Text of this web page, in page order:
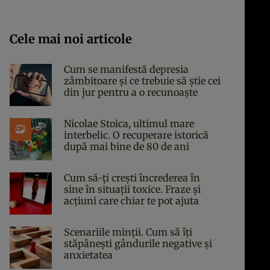
Cele mai noi articole
Cum se manifestă depresia
zâmbitoare și ce trebuie să știe cei
din jur pentru a o recunoaște
Nicolae Stoica, ultimul mare
interbelic. O recuperare istorică
după mai bine de 80 de ani
Cum să-ți crești încrederea în
sine în situații toxice. Fraze și
acțiuni care chiar te pot ajuta
Scenariile minții. Cum să îți
stăpânești gândurile negative și
anxietatea